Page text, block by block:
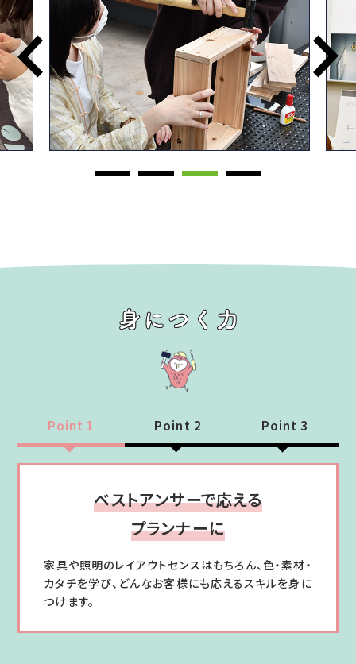
Point 1 Point 2 Point 3
ベストアンサーで応える
プランナーに
家具や照明のレイアウトセンスはもちろん、色・素材・
カタチを学び、どんなお客様にも応えるスキルを身に
つけます。